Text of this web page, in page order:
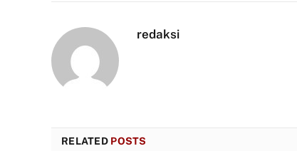
redaksi
RELATED POSTS